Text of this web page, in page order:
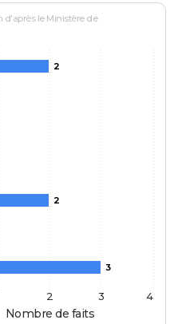
Nombre de faits
d'après le Ministère de
2
2
3
2 3 4